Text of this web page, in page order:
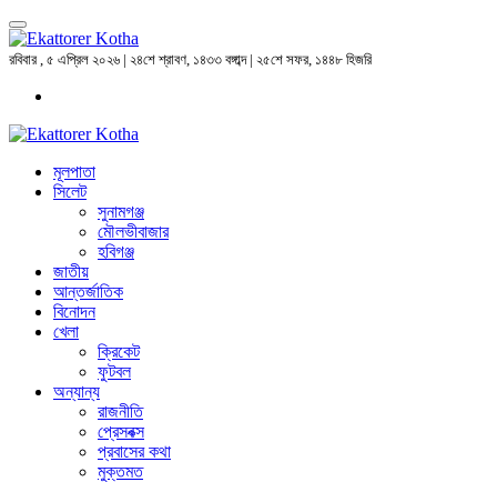
রবিবার , ৫ এপ্রিল ২০২৬ | ২৪শে শ্রাবণ, ১৪৩৩ বঙ্গাব্দ | ২৫শে সফর, ১৪৪৮ হিজরি
মূলপাতা
সিলেট
সুনামগঞ্জ
মৌলভীবাজার
হবিগঞ্জ
জাতীয়
আন্তর্জাতিক
বিনোদন
খেলা
ক্রিকেট
ফুটবল
অন্যান্য
রাজনীতি
প্রেসবক্স
প্রবাসের কথা
মুক্তমত